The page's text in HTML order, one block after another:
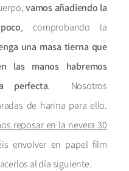
vamos añadiendo la
, comprobando la
una masa tierna que
las manos habremos
perfecta. Nosotros
de harina para ello.
reposar en la nevera 30
envolver en papel film
al día siguiente.